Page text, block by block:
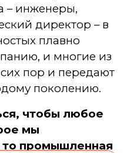
– инженеры,
директор – в
плавно
и многие из
пор и передают
поколению.
чтобы любое
мы
то промышленная